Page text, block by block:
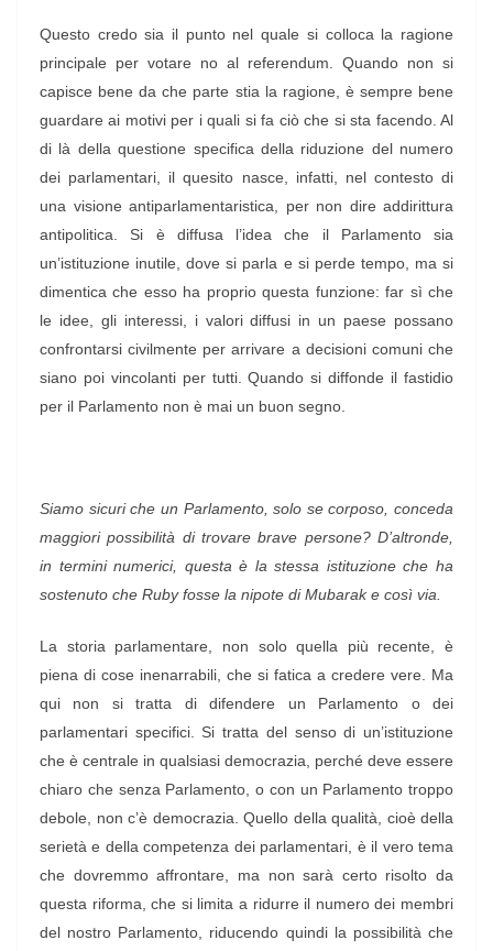
Questo credo sia il punto nel quale si colloca la ragione
principale per votare no al referendum. Quando non si
capisce bene da che parte stia la ragione, è sempre bene
guardare ai motivi per i quali si fa ciò che si sta facendo. Al
di là della questione specifica della riduzione del numero
dei parlamentari, il quesito nasce, infatti, nel contesto di
una visione antiparlamentaristica, per non dire addirittura
antipolitica. Si è diffusa l’idea che il Parlamento sia
un’istituzione inutile, dove si parla e si perde tempo, ma si
dimentica che esso ha proprio questa funzione: far sì che
le idee, gli interessi, i valori diffusi in un paese possano
confrontarsi civilmente per arrivare a decisioni comuni che
siano poi vincolanti per tutti. Quando si diffonde il fastidio
per il Parlamento non è mai un buon segno.
Siamo sicuri che un Parlamento, solo se corposo, conceda
maggiori possibilità di trovare brave persone? D’altronde,
in termini numerici, questa è la stessa istituzione che ha
sostenuto che Ruby fosse la nipote di Mubarak e così via.
La storia parlamentare, non solo quella più recente, è
piena di cose inenarrabili, che si fatica a credere vere. Ma
qui non si tratta di difendere un Parlamento o dei
parlamentari specifici. Si tratta del senso di un’istituzione
che è centrale in qualsiasi democrazia, perché deve essere
chiaro che senza Parlamento, o con un Parlamento troppo
debole, non c’è democrazia. Quello della qualità, cioè della
serietà e della competenza dei parlamentari, è il vero tema
che dovremmo affrontare, ma non sarà certo risolto da
questa riforma, che si limita a ridurre il numero dei membri
del nostro Parlamento, riducendo quindi la possibilità che